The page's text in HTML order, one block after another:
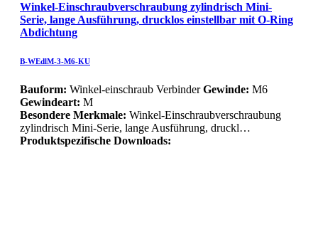
Winkel-Einschraubverschraubung zylindrisch Mini-
Serie, lange Ausführung, drucklos einstellbar mit O-Ring
Abdichtung
B-WEdlM-3-M6-KU
Bauform: Winkel-einschraub VerbinderGewinde: M6
Gewindeart: M
Besondere Merkmale: Winkel-Einschraubverschraubung
zylindrisch Mini-Serie, lange Ausführung, druckl…
Produktspezifische Downloads: